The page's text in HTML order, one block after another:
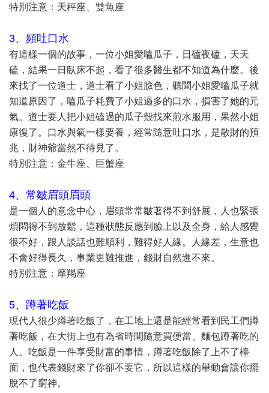
特別注意：天秤座、雙魚座
3、頻吐口水
有這樣一個的故事，一位小姐愛嗑瓜子，日磕夜磕，天天
磕，結果一日臥床不起，看了很多醫生都不知道為什麼。後
來找了一位道士，道士看了小姐臉色，聽聞小姐愛嗑瓜子就
知道原因了，嗑瓜子耗費了小姐過多的口水，損害了她的元
氣。道士要人把小姐磕過的瓜子殼找來煎水服用，果然小姐
康復了。口水與氣一樣要養，經常隨意吐口水，是散財的預
兆，財神爺當然不待見了。
特別注意：金牛座、巨蟹座
4、常皺眉頭眉頭
是一個人的意念中心，眉頭常常皺著得不到舒展，人也緊張
煩悶得不到放鬆，這種狀態反應到臉上以及全身，給人感覺
很不好，跟人談話也難順利，難得好人緣。人緣差，生意也
不會好得長久，事業更難推進，錢財自然進不來。
特別注意：摩羯座
5、蹲著吃飯
現代人很少蹲著吃飯了，在工地上還是能經常看到民工們蹲
著吃飯，在大街上也有為省時間隨意買便當、麵包蹲著吃的
人。吃飯是一件享受財富的事情，蹲著吃飯除了上不了檯
面，也代表錢財來了你卻不要它，所以這樣的舉動會讓你擺
脫不了窮神。